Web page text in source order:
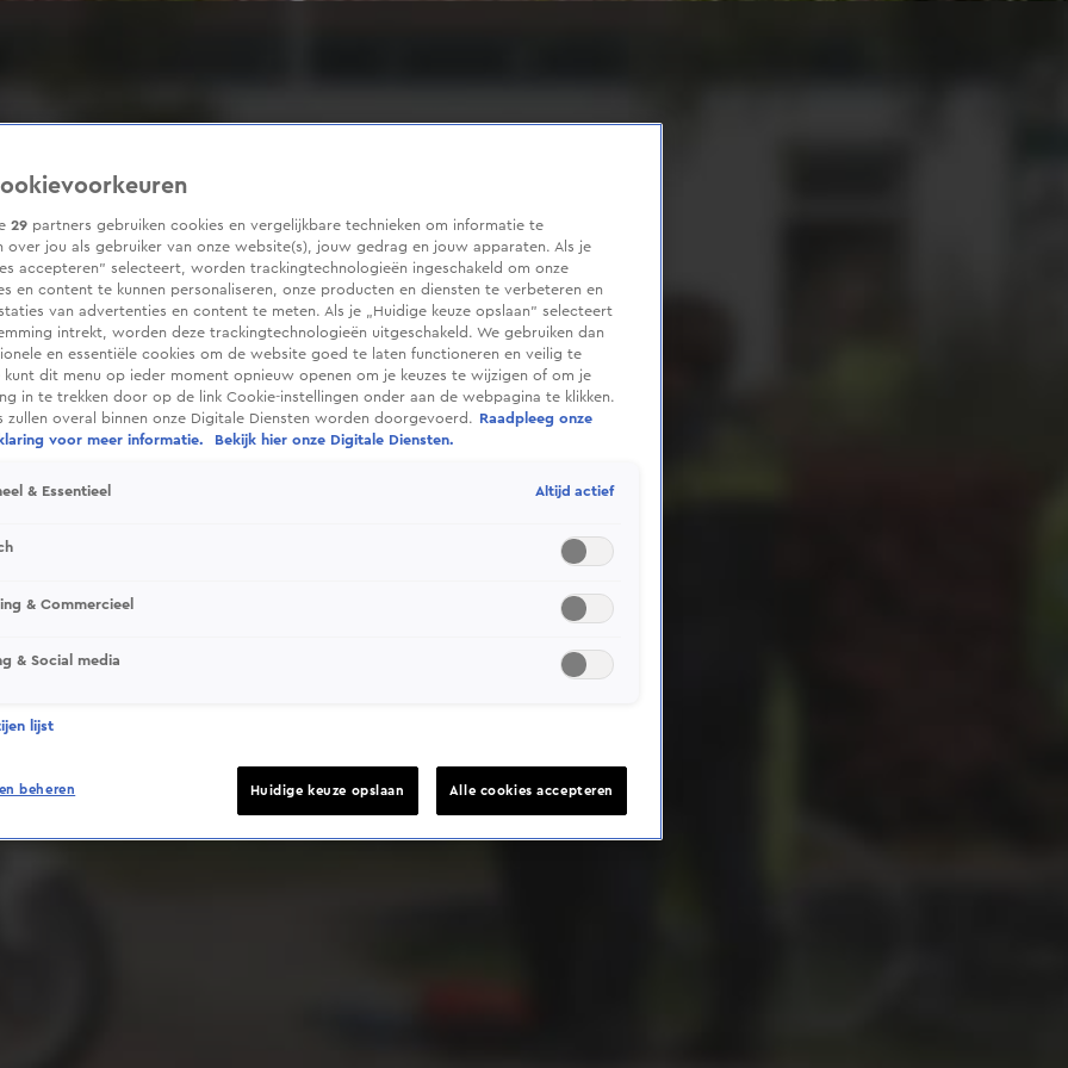
Deze video is niet beschikbaar op je huidige locatie
29 partners gebruiken cookies en vergelijkbare technieken om informatie te
over jou als gebruiker van onze website(s), jouw gedrag en jouw apparaten. Als je
accepteren” selecteert, worden trackingtechnologieën ingeschakeld om onze
en content te kunnen personaliseren, onze producten en diensten te verbeteren en
van advertenties en content te meten. Als je „Huidige keuze opslaan” selecteert
intrekt, worden deze trackingtechnologieën uitgeschakeld. We gebruiken dan
en essentiële cookies om de website goed te laten functioneren en veilig te
kunt dit menu op ieder moment opnieuw openen om je keuzes te wijzigen of om je
in te trekken door op de link Cookie-instellingen onder aan de webpagina te klikken.
zullen overal binnen onze Digitale Diensten worden doorgevoerd.
Raadpleeg onze
voor meer informatie.
Bekijk hier onze Digitale Diensten.
& Essentieel Altijd actief
& Commercieel
& Social media
lijst
beheren Huidige keuze opslaan Alle cookies accepteren